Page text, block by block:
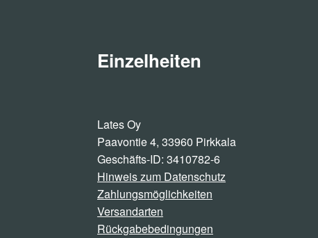
Einzelheiten
Lates Oy
Paavontie 4, 33960 Pirkkala
Geschäfts-ID: 3410782-6
Hinweis zum Datenschutz
Zahlungsmöglichkeiten
Versandarten
Rückgabebedingungen